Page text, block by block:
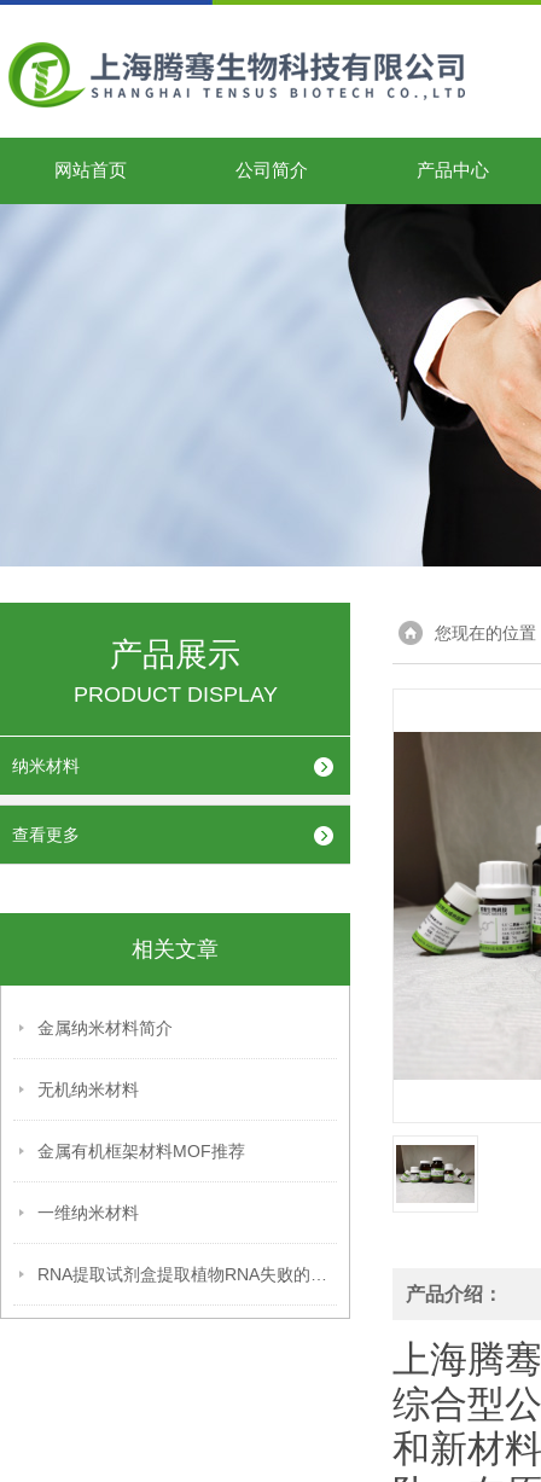
网站首页 公司简介 产品中心
产品展示
PRODUCT DISPLAY
纳米材料
查看更多
相关文章
金属纳米材料简介
无机纳米材料
金属有机框架材料MOF推荐
一维纳米材料
您现在的位置
产品介绍：
上海腾
综合型
和新材